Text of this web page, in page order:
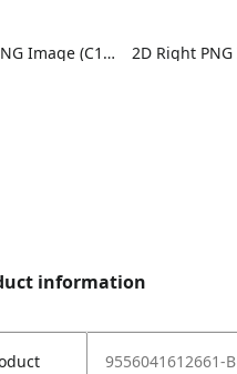
2D Front PNG Image (C1N1)
information
9556041612661-B